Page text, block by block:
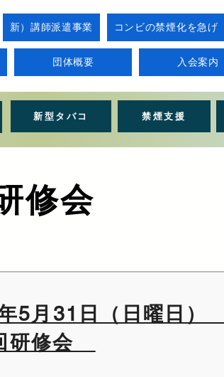
新）講師派遣事業 コンビの禁煙化を急げ
団体概要 入会案内
新型タバコ 禁煙支援
修会
5月31日（日曜日
研修会